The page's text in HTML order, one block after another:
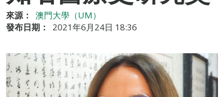
來源：
澳門大學（UM）
發布日期：
2021年6月24日 18:36